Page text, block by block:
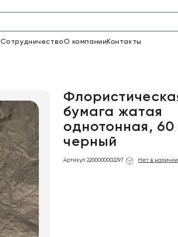
СотрудничествоО компании Контакты
Пленка
18
Сетка6
бумага жатая
однотонная, 60
черный
Артикул 2200000002297 Нет в наличии